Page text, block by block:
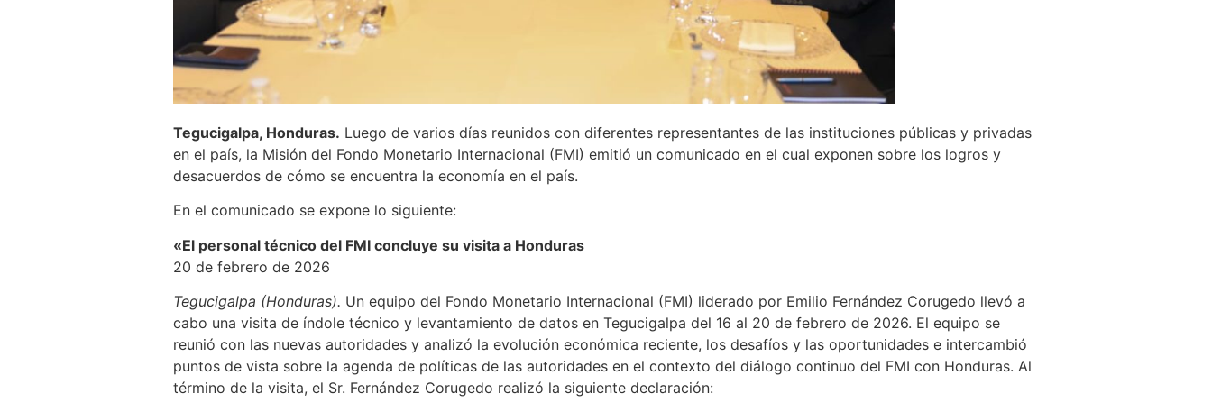
Tegucigalpa, Honduras. Luego de varios días reunidos con diferentes representantes de las instituciones públicas y privadas
en el país, la Misión del Fondo Monetario Internacional (FMI) emitió un comunicado en el cual exponen sobre los logros y
desacuerdos de cómo se encuentra la economía en el país.
En el comunicado se expone lo siguiente:
«El personal técnico del FMI concluye su visita a Honduras
20 de febrero de 2026
Tegucigalpa (Honduras). Un equipo del Fondo Monetario Internacional (FMI) liderado por Emilio Fernández Corugedo llevó a
cabo una visita de índole técnico y levantamiento de datos en Tegucigalpa del 16 al 20 de febrero de 2026. El equipo se
reunió con las nuevas autoridades y analizó la evolución económica reciente, los desafíos y las oportunidades e intercambió
puntos de vista sobre la agenda de políticas de las autoridades en el contexto del diálogo continuo del FMI con Honduras. Al
término de la visita, el Sr. Fernández Corugedo realizó la siguiente declaración: